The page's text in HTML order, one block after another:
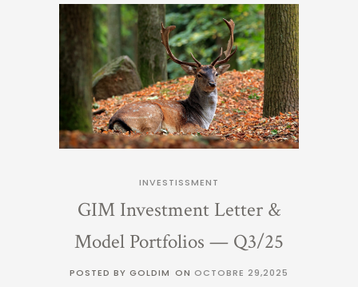
INVESTISSMENT
GIM Investment Letter &
Model Portfolios — Q3/25
POSTED BY GOLDIM ON OCTOBRE 29,2025